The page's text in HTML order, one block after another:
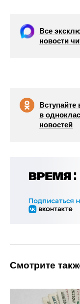
Все
новости
Вступайте
в
новостей
Смотрите